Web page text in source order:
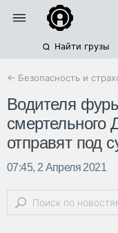
Найти грузы
← Безопасность и
Водителя
смертельного
отправят под
07:45, 2 Апреля 2021